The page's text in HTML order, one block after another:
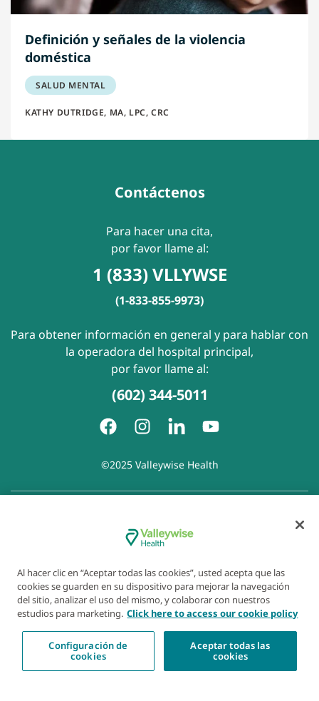
Definición y señales de la violencia
doméstica
SALUD MENTAL
KATHY DUTRIDGE, MA, LPC, CRC
Contáctenos
Para hacer una cita,
por favor llame al:
1 (833) VLLYWSE
(1-833-855-9973)
Para obtener información en general y para hablar con
la operadora del hospital principal,
por favor llame al:
(602) 344-5011
©2025 Valleywise Health
responsabilidades del paciente|Aviso de prácticas de
Aviso de Prohibición de la Discriminación
enlazados|Política de cookies|Preferencias de cookies
Al hacer clic en “Aceptar todas las cookies”, usted acepta que las
cookies se guarden en su dispositivo para mejorar la navegación
del sitio, analizar el uso del mismo, y colaborar con nuestros
estudios para marketing. Click here to access our cookie policy
Configuración de
cookies
Aceptar todas las
cookies